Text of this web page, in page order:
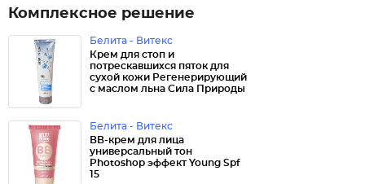
Комплексное решение
Белита - Витекс
Крем для стоп и
потрескавшихся пяток для
сухой кожи Регенерирующий
с маслом льна Сила Природы
Белита - Витекс
ВВ-крем для лица
универсальный тон
Photoshop эффект Young Spf
15